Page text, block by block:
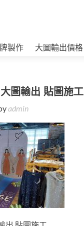
製作 大圖輸出價格
圖輸出 貼圖施工
admin